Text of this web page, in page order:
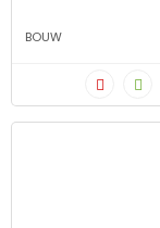
BOUW